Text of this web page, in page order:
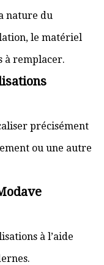
nature du
le matériel
à remplacer.
précisément
ou une autre
à l’aide